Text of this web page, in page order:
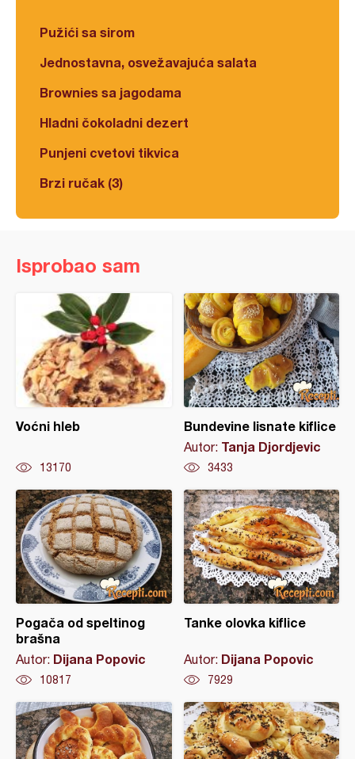
Pužići sa sirom
Jednostavna, osvežavajuća salata
Brownies sa jagodama
Hladni čokoladni dezert
Punjeni cvetovi tikvica
Brzi ručak (3)
Isprobao sam
Voćni hleb
13170
Bundevine lisnate kiflice
Autor: Tanja Djordjevic
3433
Pogača od speltinog
brašna
Autor: Dijana Popovic
10817
Tanke olovka kiflice
Autor: Dijana Popovic
7929